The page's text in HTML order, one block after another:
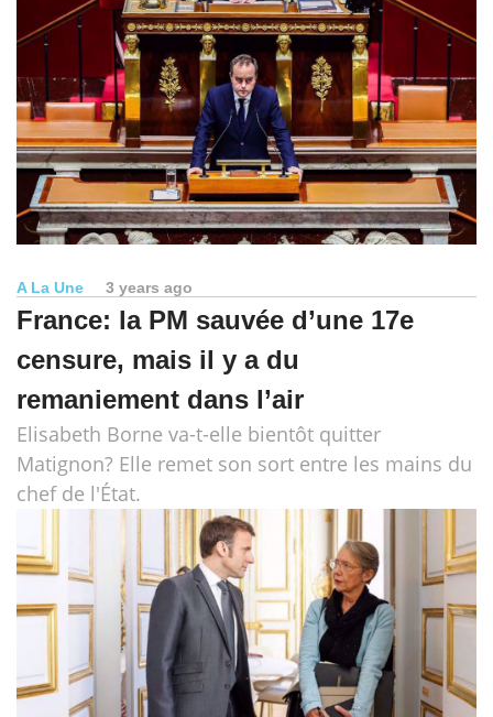
A La Une 3 years ago
France: la PM sauvée d’une 17e
censure, mais il y a du
remaniement dans l’air
Elisabeth Borne va-t-elle bientôt quitter
Matignon? Elle remet son sort entre les mains du
chef de l'État.